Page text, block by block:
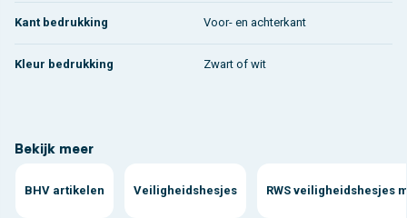
Kant bedrukking Voor- en achterkant
Kleur bedrukking Zwart of wit
Bekijk meer
BHV artikelen Veiligheidshesjes RWS veiligheidshesjes